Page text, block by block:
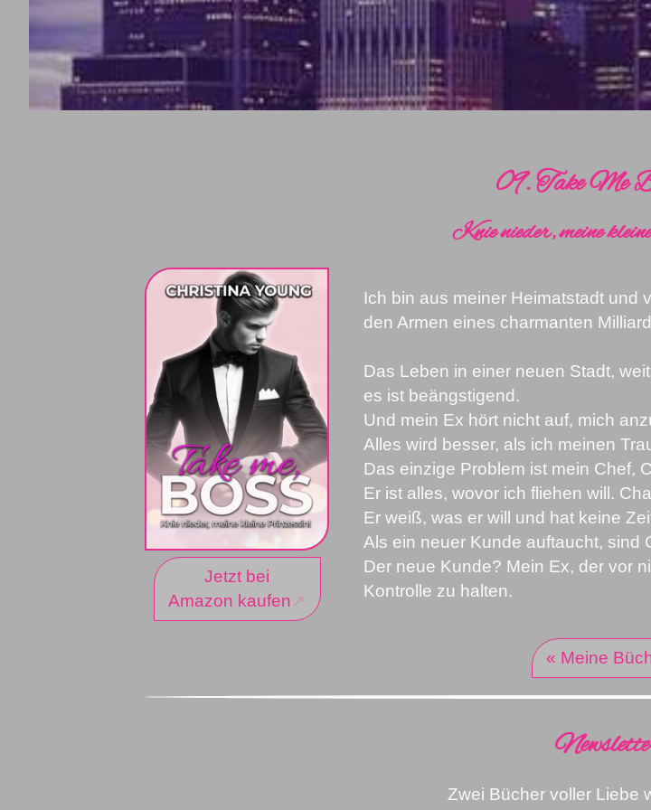
09. Take Me
Knie nieder, meine
Jetzt bei
Amazon kaufen
Ich bin aus meiner Heimatstadt und
den Armen eines charmanten
Das Leben in einer neuen Stadt,
es ist beängstigend.
Und mein Ex hört nicht auf, mich
Alles wird besser, als ich meinen
Das einzige Problem ist mein Chef,
Er ist alles, wovor ich fliehen will.
Er weiß, was er will und hat keine
Als ein neuer Kunde auftaucht, sind
Der neue Kunde? Mein Ex, der vor
Kontrolle zu halten.
« Meine
Zwei Bücher voller Liebe